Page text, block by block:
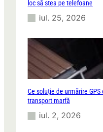
loc să stea pe telefoane
iul. 25, 2026
Ce soluție de urmărire
transport marfă
iul. 2, 2026